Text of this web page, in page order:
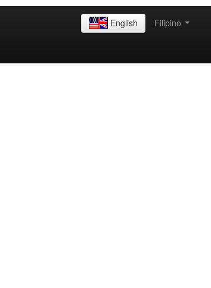
English Filipino